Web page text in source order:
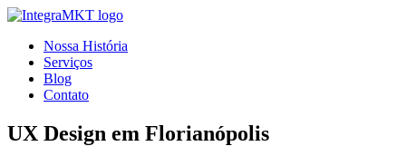
Nossa História
Serviços
Blog
Contato
UX Design em Florianópolis